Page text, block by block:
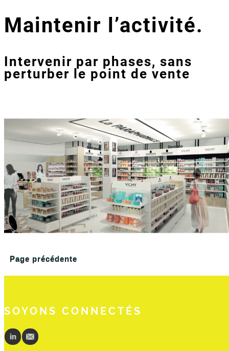
Maintenir l’activité.
Intervenir par phases, sans
perturber le point de vente
Page précédente
SOYONS CONNECTÉS